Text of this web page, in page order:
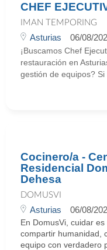
CHEF
IMAN TEMPORING
Asturias 06/08/
¡Buscamos Chef
restauración en
gestión de equipos? Si
Cocinero/a -
Residencial
Dehesa
DOMUSVI
Asturias 06/08/
En DomusVi, cuidar
compartir humanidad,
equipo con verdadero